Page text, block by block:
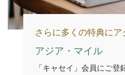
さらに多くの特典にア
アジア・マイル
「キャセイ」会員にご登